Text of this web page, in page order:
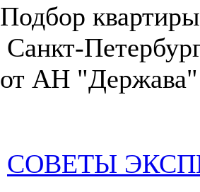
Подбор
Санкт-
от АН "Держава"
СОВЕТЫ